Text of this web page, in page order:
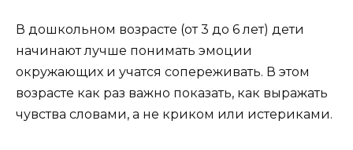
В дошкольном возрасте (от 3 до 6 лет) дети
начинают лучше понимать эмоции
окружающих и учатся сопереживать. В этом
возрасте как раз важно показать, как выражать
чувства словами, а не криком или истериками.